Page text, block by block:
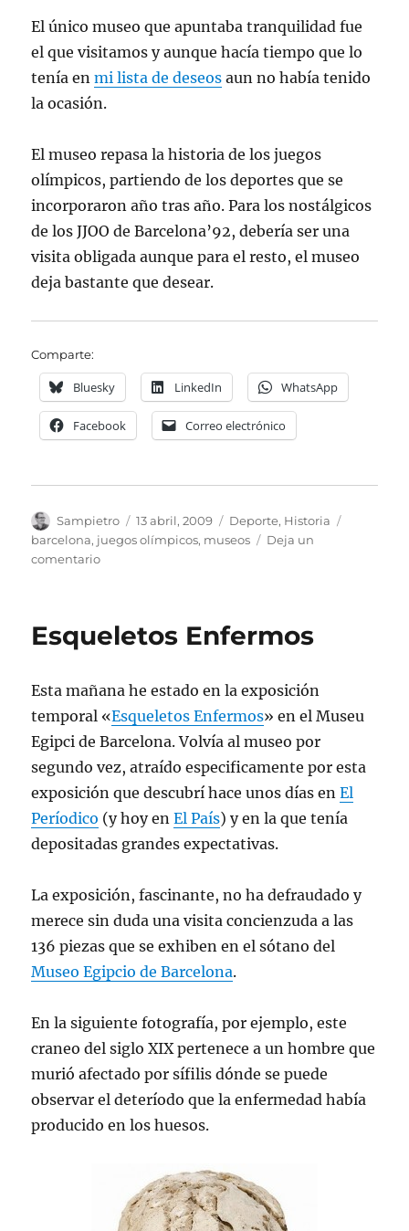
El único museo que apuntaba tranquilidad fue
el que visitamos y aunque hacía tiempo que lo
tenía enmi lista de deseos aun no había tenido
la ocasión.
El museo repasa la historia de los juegos
olímpicos, partiendo de los deportes que se
incorporaron año tras año. Para los nostálgicos
de los JJOO de Barcelona’92, debería ser una
visita obligada aunque para el resto, el museo
deja bastante que desear.
Comparte:
Bluesky LinkedIn WhatsApp
Facebook Correo electrónico
Autor
Sampietro
Publicado
el
13 abril, 2009 Categorías
Deporte, Historia
barcelona, juegos olímpicos, museos
Deja un
comentarioen
Barcelona
Esqueletos Enfermos
Esta mañana he estado en la exposición
temporal «Esqueletos Enfermos» en el Museu
Egipci de Barcelona. Volvía al museo por
segundo vez, atraído especificamente por esta
exposición que descubrí hace unos días enEl
Períodico (y hoy enEl País) y en la que tenía
depositadas grandes expectativas.
La exposición, fascinante, no ha defraudado y
merece sin duda una visita concienzuda a las
136 piezas que se exhiben en el sótano del
Museo Egipcio de Barcelona.
En la siguiente fotografía, por ejemplo, este
craneo del siglo XIX pertenece a un hombre que
murió afectado por sífilis dónde se puede
observar el deteríodo que la enfermedad había
producido en los huesos.